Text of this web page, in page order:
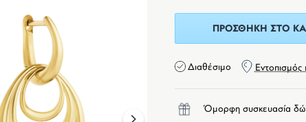
next
ΠΡΟΣΘΉΚΗ ΣΤΟ
Διαθέσιμο
Όμορφη συσκευασία